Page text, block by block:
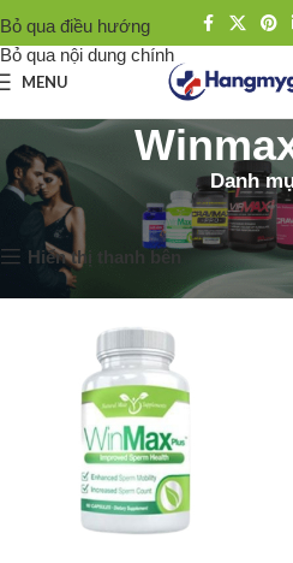
Bỏ qua điều hướng
Bỏ qua nội dung chính
MENU
Danh
Trang chủ Thương hiệu Winmax Plus
Hiển thị thanh bên